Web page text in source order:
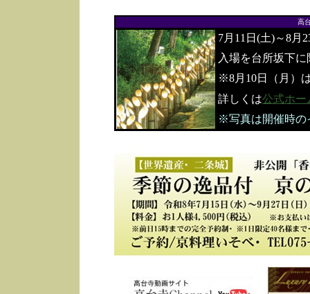
高
7月11日(土)～8月
入場を台所坂下
※8月10日（月）
詳しくは公式ホー
※写真は開催時の